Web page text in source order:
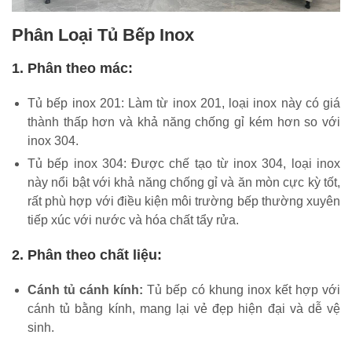
Phân Loại Tủ Bếp Inox
1. Phân theo mác:
Tủ bếp inox 201: Làm từ inox 201, loại inox này có giá
thành thấp hơn và khả năng chống gỉ kém hơn so với
inox 304.
Tủ bếp inox 304: Được chế tạo từ inox 304, loại inox
này nổi bật với khả năng chống gỉ và ăn mòn cực kỳ tốt,
rất phù hợp với điều kiện môi trường bếp thường xuyên
tiếp xúc với nước và hóa chất tẩy rửa.
2. Phân theo chất liệu:
Cánh tủ cánh kính: Tủ bếp có khung inox kết hợp với
cánh tủ bằng kính, mang lại vẻ đẹp hiện đại và dễ vệ
sinh.